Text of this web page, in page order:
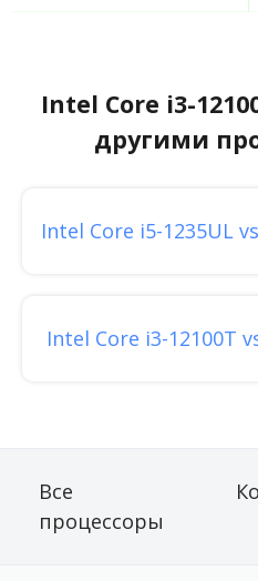
Intel Core i3-
другими
Intel Core i5-1235UL
Intel Core i3-12100T
Все
процессоры